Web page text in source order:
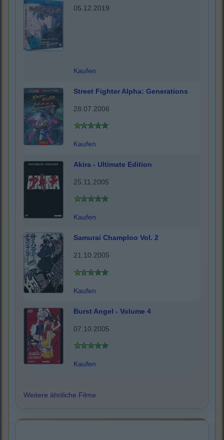
05.12.2019
Kaufen
Street Fighter Alpha: Generations
28.07.2006
Kaufen
Akira - Ultimate Edition
25.11.2005
Kaufen
Samurai Champloo Vol. 2
21.10.2005
Kaufen
Burst Angel - Volume 4
07.10.2005
Kaufen
Weitere ähnliche Filme